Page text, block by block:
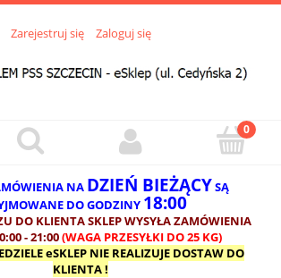
Zarejestruj się Zaloguj się
NA DZIEŃ BIEŻĄCYSĄ
DO GODZINY 18:00
DO KLIENTA SKLEP WYSYŁA ZAMÓWIENIA
- 21:00(WAGA PRZESYŁKI DO 25 KG)
eSKLEP NIE REALIZUJE DOSTAW DO
KLIENTA !